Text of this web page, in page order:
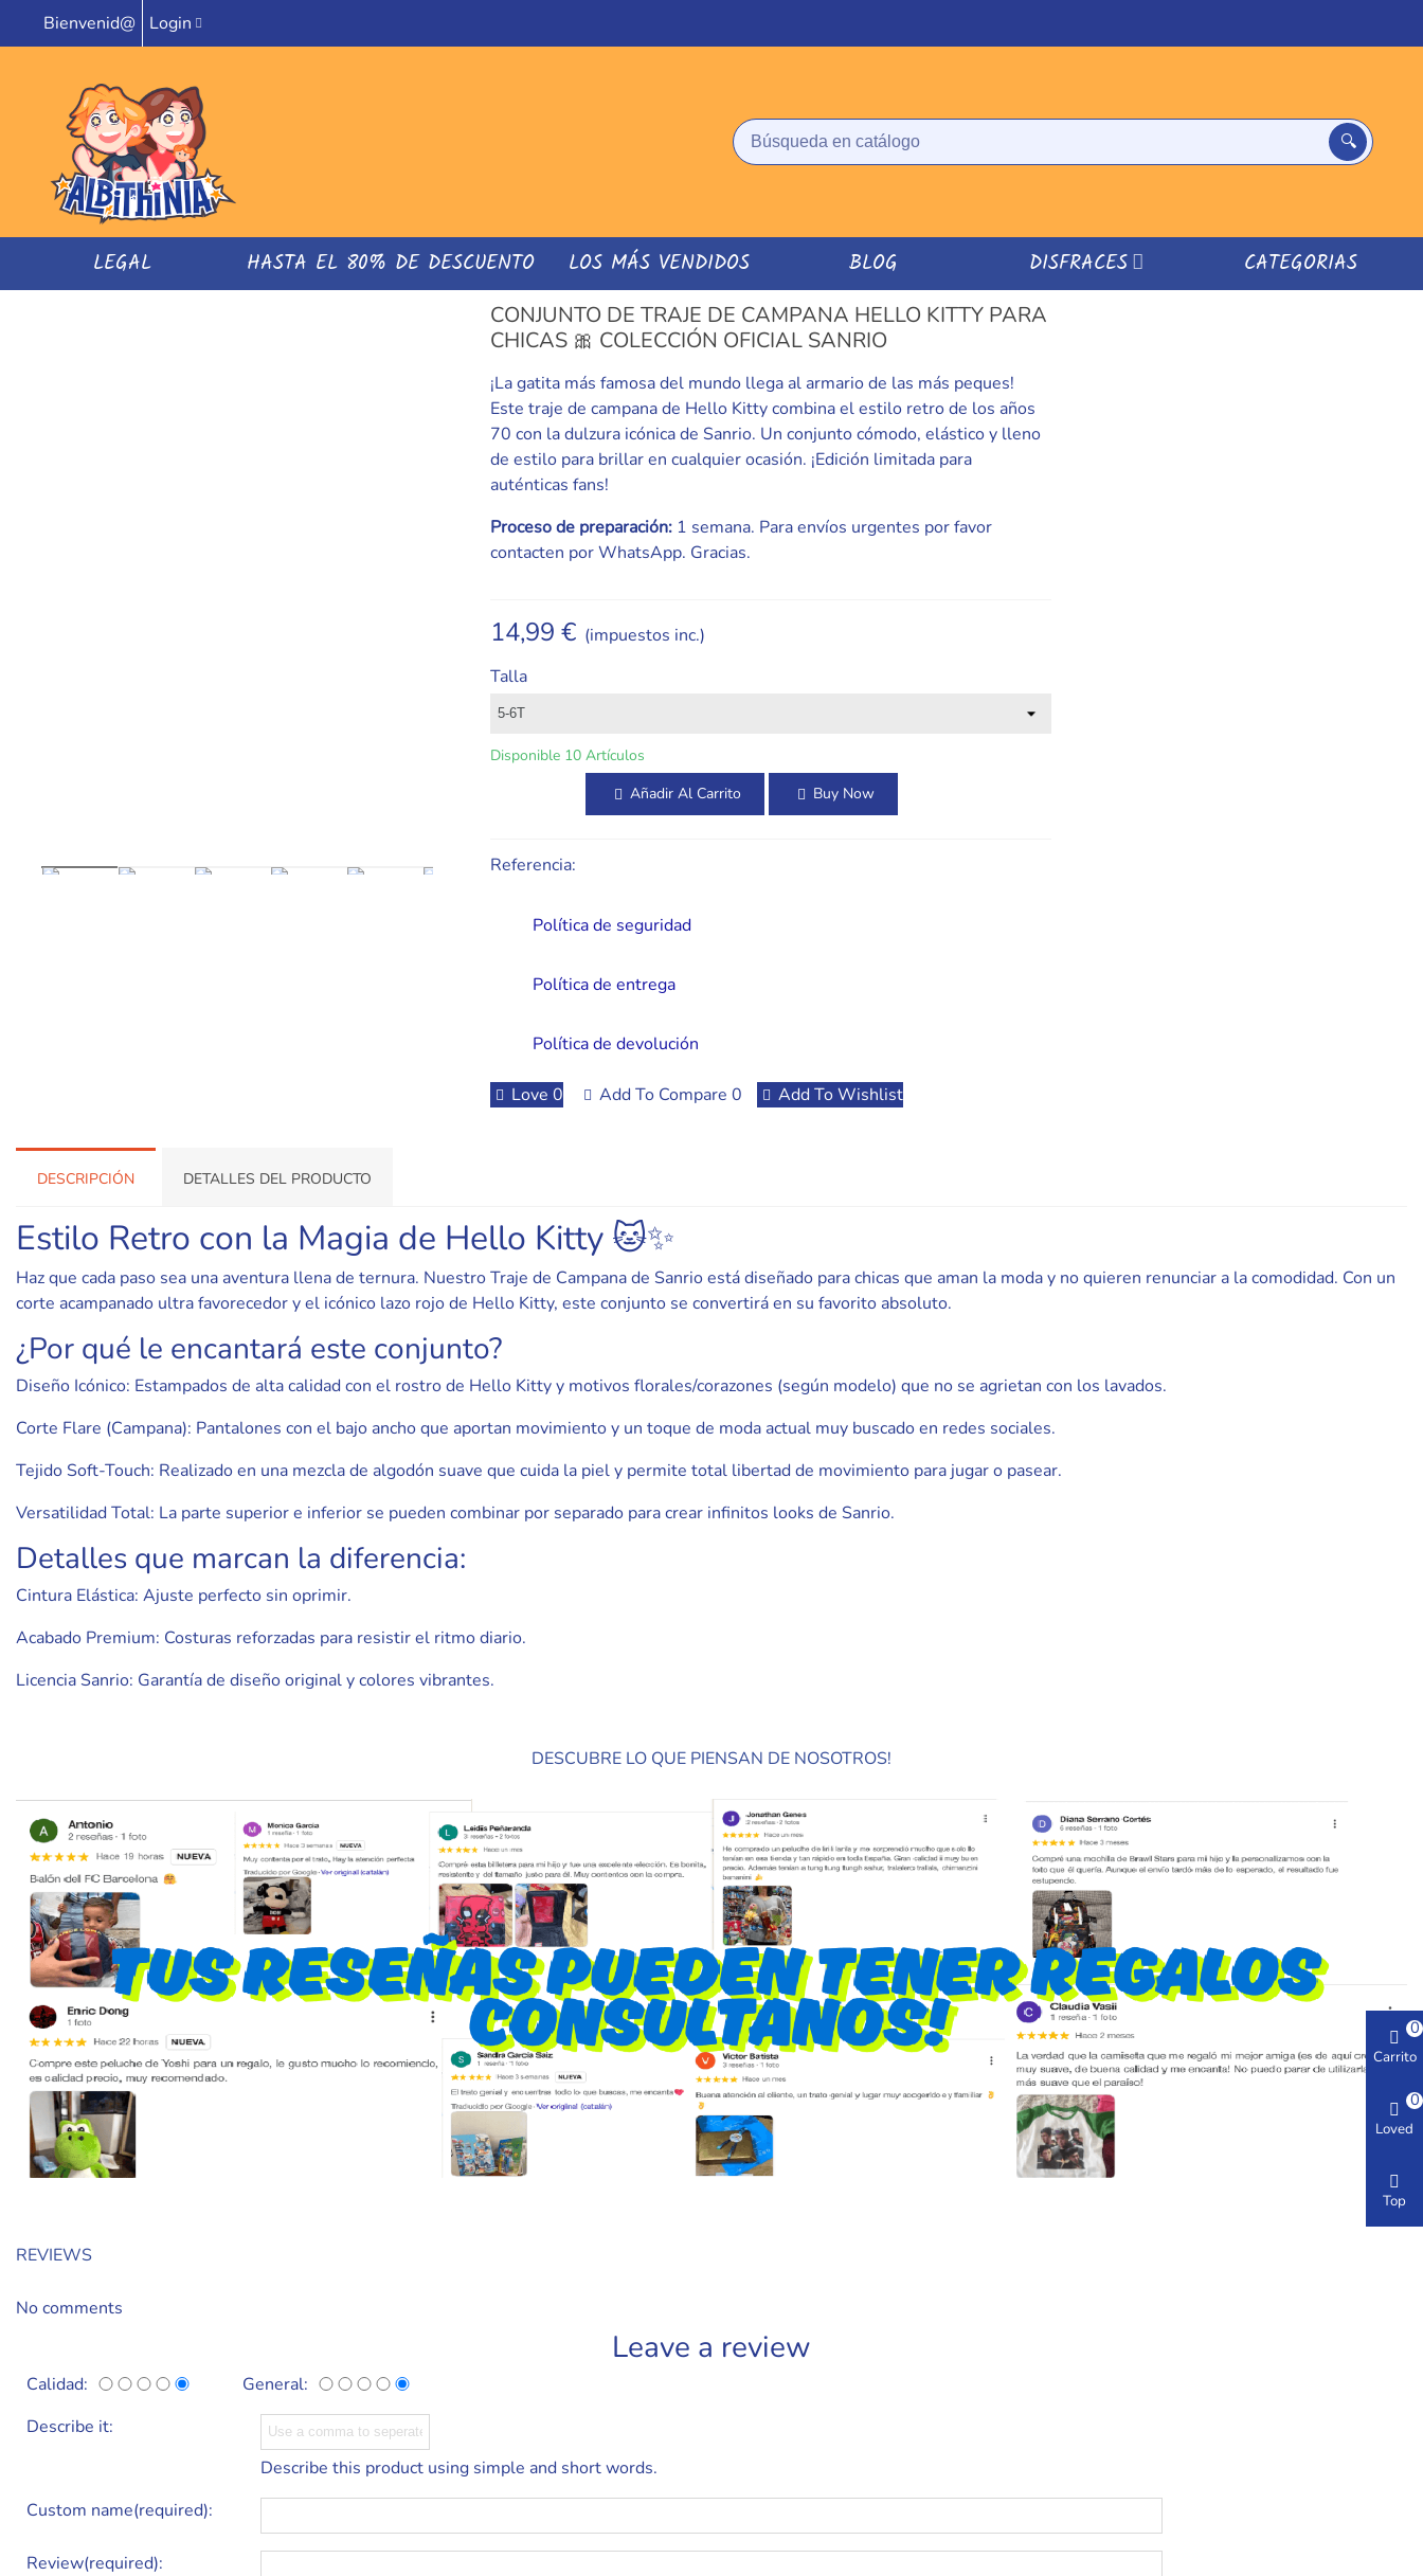
Bienvenid@ Login
LEGAL HASTA EL 80% DE DESCUENTO LOS MÁS VENDIDOS BLOG DISFRACES CATEGORIAS
CONJUNTO DE TRAJE DE CAMPANA HELLO KITTY PARA
CHICAS 🎀 COLECCIÓN OFICIAL SANRIO
¡La gatita más famosa del mundo llega al armario de las más peques!
Este traje de campana de Hello Kitty combina el estilo retro de los años
70 con la dulzura icónica de Sanrio. Un conjunto cómodo, elástico y lleno
de estilo para brillar en cualquier ocasión. ¡Edición limitada para
auténticas fans!
Proceso de preparación:1 semana. Para envíos urgentes por favor
contacten por WhatsApp. Gracias.
14,99 € (impuestos inc.)
Talla
Disponible 10 Artículos
Añadir Al Carrito
Buy Now
Referencia:
Política de seguridad
Política de entrega
Política de devolución
Love 0 Add To Compare 0 Add To Wishlist
DESCRIPCIÓN DETALLES DEL PRODUCTO
Estilo Retro con la Magia de Hello Kitty 🐱✨
Haz que cada paso sea una aventura llena de ternura. Nuestro Traje de Campana de Sanrio está diseñado para chicas que aman la moda y no quieren renunciar a la comodidad. Con un
corte acampanado ultra favorecedor y el icónico lazo rojo de Hello Kitty, este conjunto se convertirá en su favorito absoluto.
¿Por qué le encantará este conjunto?
Diseño Icónico: Estampados de alta calidad con el rostro de Hello Kitty y motivos florales/corazones (según modelo) que no se agrietan con los lavados.
Corte Flare (Campana): Pantalones con el bajo ancho que aportan movimiento y un toque de moda actual muy buscado en redes sociales.
Tejido Soft-Touch: Realizado en una mezcla de algodón suave que cuida la piel y permite total libertad de movimiento para jugar o pasear.
Versatilidad Total: La parte superior e inferior se pueden combinar por separado para crear infinitos looks de Sanrio.
Detalles que marcan la diferencia:
Cintura Elástica: Ajuste perfecto sin oprimir.
Acabado Premium: Costuras reforzadas para resistir el ritmo diario.
Licencia Sanrio: Garantía de diseño original y colores vibrantes.
DESCUBRE LO QUE PIENSAN DE NOSOTROS!
REVIEWS
No comments
Leave a review
Calidad:
General:
Describe it:
Describe this product using simple and short words.
Custom name(required):
Review(required):
Carrito
0
Loved
0
Top